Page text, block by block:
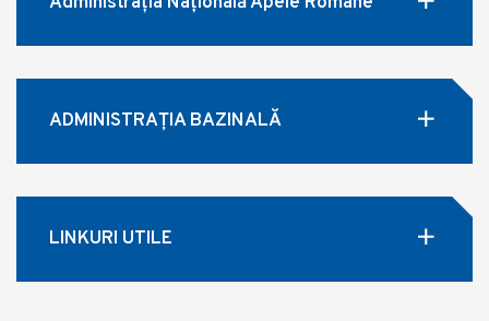
ADMINISTRAȚIA BAZINALĂ
LINKURI UTILE